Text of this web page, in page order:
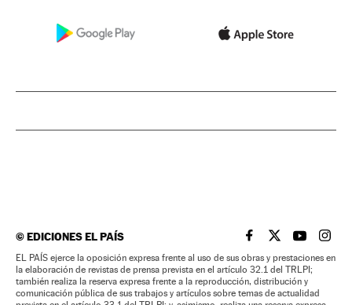
©EDICIONES EL PAÍS EL PAÍS BRASIL EN
EL PAÍSEL PAÍS
EL
EL PAÍS ejerce la oposición expresa frente al uso de sus obras y prestaciones en
la elaboración de revistas de prensa prevista en el artículo 32.1 del TRLPI;
también realiza la reserva expresa frente a la reproducción, distribución y
comunicación pública de sus trabajos y artículos sobre temas de actualidad